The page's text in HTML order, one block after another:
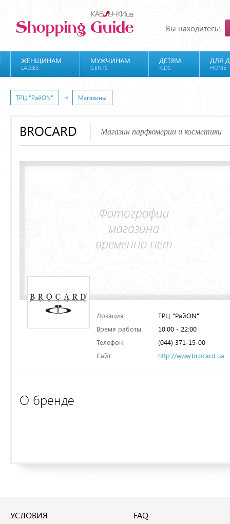
Вы находитесь:
ЖЕНЩИНАМ
LADIES
МУЖЧИНАМ
GENTS
ДЕТЯМ
KIDS
ДЛЯ
HOME
ТРЦ "РайON" Магазины
BROCARD Магазин парфюмерии и косметики
Локация:
ТРЦ "РайON"
Время работы:
10:00 - 22:00
Телефон:
(044) 371-15-00
Сайт:
http://www.brocard.ua
О бренде
УСЛОВИЯ FAQ